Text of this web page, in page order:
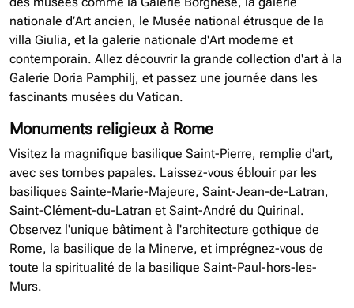
nationale d’Art ancien, le Musée national étrusque de la
villa Giulia, et la galerie nationale d'Art moderne et
contemporain. Allez découvrir la grande collection d'art à la
Galerie Doria Pamphilj, et passez une journée dans les
fascinants musées du Vatican.
Monuments religieux à Rome
Visitez la magnifique basilique Saint-Pierre, remplie d'art,
avec ses tombes papales. Laissez-vous éblouir par les
basiliques Sainte-Marie-Majeure, Saint-Jean-de-Latran,
Saint-Clément-du-Latran et Saint-André du Quirinal.
Observez l'unique bâtiment à l'architecture gothique de
Rome, la basilique de la Minerve, et imprégnez-vous de
toute la spiritualité de la basilique Saint-Paul-hors-les-
Murs.